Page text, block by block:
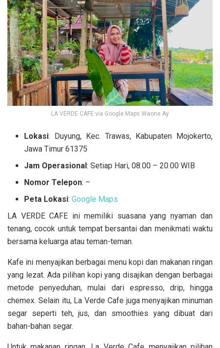
LA VERDE CAFE via Google Maps Waone Ay
Lokasi: Duyung, Kec. Trawas, Kabupaten Mojokerto,
Jawa Timur 61375
Jam Operasional: Setiap Hari, 08.00 – 20.00 WIB
Nomor Telepon: –
Peta Lokasi:Google Maps
LA VERDE CAFE ini memiliki suasana yang nyaman dan
tenang, cocok untuk tempat bersantai dan menikmati waktu
bersama keluarga atau teman-teman.
Kafe ini menyajikan berbagai menu kopi dan makanan ringan
yang lezat. Ada pilihan kopi yang disajikan dengan berbagai
metode penyeduhan, mulai dari espresso, drip, hingga
chemex. Selain itu, La Verde Cafe juga menyajikan minuman
segar seperti teh, jus, dan smoothies yang dibuat dari
bahan-bahan segar.